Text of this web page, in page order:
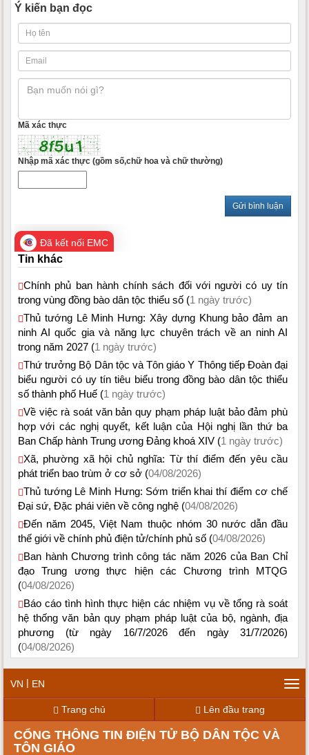
Tin khác
Chính phủ ban hành chính sách đối với người có uy tín
trong vùng đồng bào dân tộc thiểu số (1 ngày trước)
Thủ tướng Lê Minh Hưng: Xây dựng Khung bảo đảm an
ninh AI quốc gia và năng lực chuyên trách về an ninh AI
trong năm 2027 (1 ngày trước)
Thứ trưởng Bộ Dân tộc và Tôn giáo Y Thông tiếp Đoàn đại
biểu người có uy tín tiêu biểu trong đồng bào dân tộc thiểu
số thành phố Huế (1 ngày trước)
Về việc rà soát văn bản quy phạm pháp luật bảo đảm phù
hợp với các nghị quyết, kết luận của Hội nghị lần thứ ba
Ban Chấp hành Trung ương Đảng khoá XIV (1 ngày trước)
Xã, phường xã hội chủ nghĩa: Từ thí điểm đến yêu cầu
phát triển bao trùm ở cơ sở (04/08/2026)
Thủ tướng Lê Minh Hưng: Sớm triển khai thí điểm cơ chế
Đại sứ, Đặc phái viên về công nghệ (04/08/2026)
Đến năm 2045, Việt Nam thuộc nhóm 30 nước dẫn đầu
thế giới về chính phủ điện tử/chính phủ số (04/08/2026)
Ban hành Chương trình công tác năm 2026 của Ban Chỉ
đạo Trung ương thực hiện các Chương trình MTQG
(04/08/2026)
Báo cáo tình hình thực hiện các nhiệm vụ về tổng rà soát
hệ thống văn bản quy phạm pháp luật của bộ, ngành, địa
phương (từ ngày 16/7/2026 đến ngày 31/7/2026)
(04/08/2026)
VN | EN
Trang chủ
Lên đầu trang
CỔNG THÔNG TIN ĐIỆN TỬ BỘ DÂN TỘC VÀ
TÔN GIÁO